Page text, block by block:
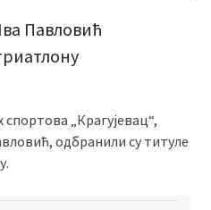
Павловић
„Крагујевац“,
одбранили су титуле